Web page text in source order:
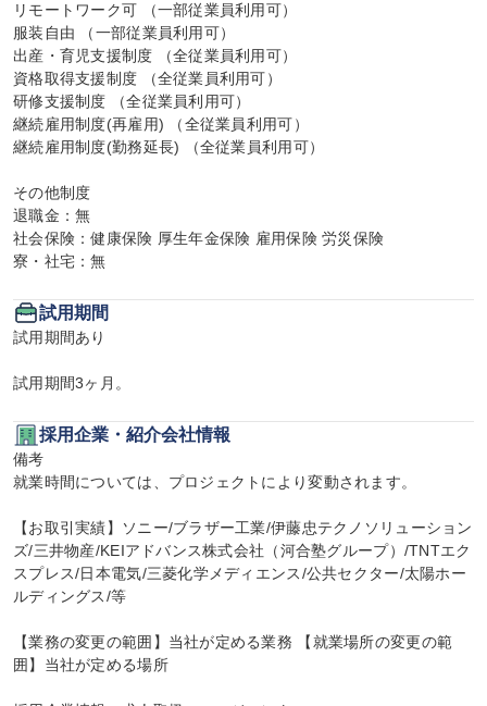
リモートワーク可 （一部従業員利用可）
服装自由 （一部従業員利用可）
出産・育児支援制度 （全従業員利用可）
資格取得支援制度 （全従業員利用可）
研修支援制度 （全従業員利用可）
継続雇用制度(再雇用) （全従業員利用可）
継続雇用制度(勤務延長) （全従業員利用可）
その他制度
退職金：無
社会保険：健康保険 厚生年金保険 雇用保険 労災保険
寮・社宅：無
試用期間
試用期間あり
試用期間3ヶ月。
採用企業・紹介会社情報
備考
就業時間については、プロジェクトにより変動されます。
【お取引実績】ソニー/ブラザー工業/伊藤忠テクノソリューション
ズ/三井物産/KEIアドバンス株式会社（河合塾グループ）/TNTエク
スプレス/日本電気/三菱化学メディエンス/公共セクター/太陽ホー
ルディングス/等
【業務の変更の範囲】当社が定める業務 【就業場所の変更の範
囲】当社が定める場所